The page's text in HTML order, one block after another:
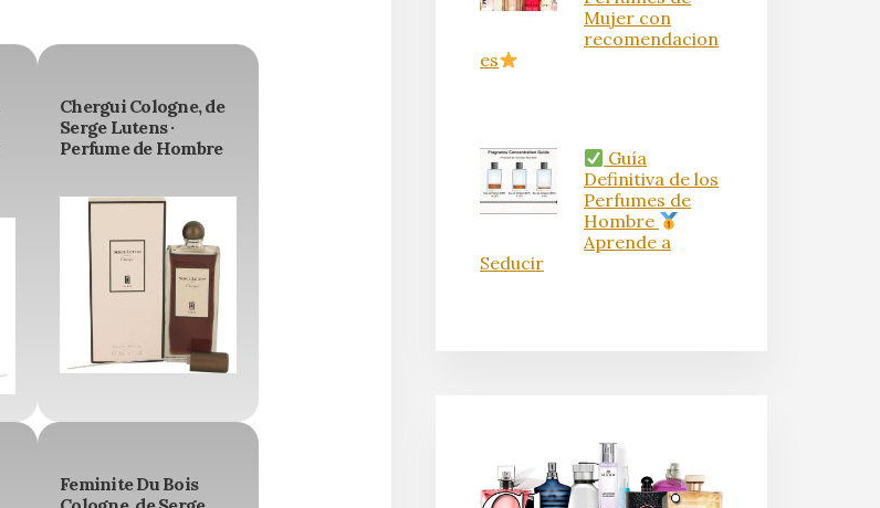
Chergui Cologne, de
Serge Lutens ·
Perfume de Hombre
Feminite Du Bois
Mujer con
recomendacion
es
Guía
Definitiva de los
Perfumes de
Hombre
Aprende a
Seducir